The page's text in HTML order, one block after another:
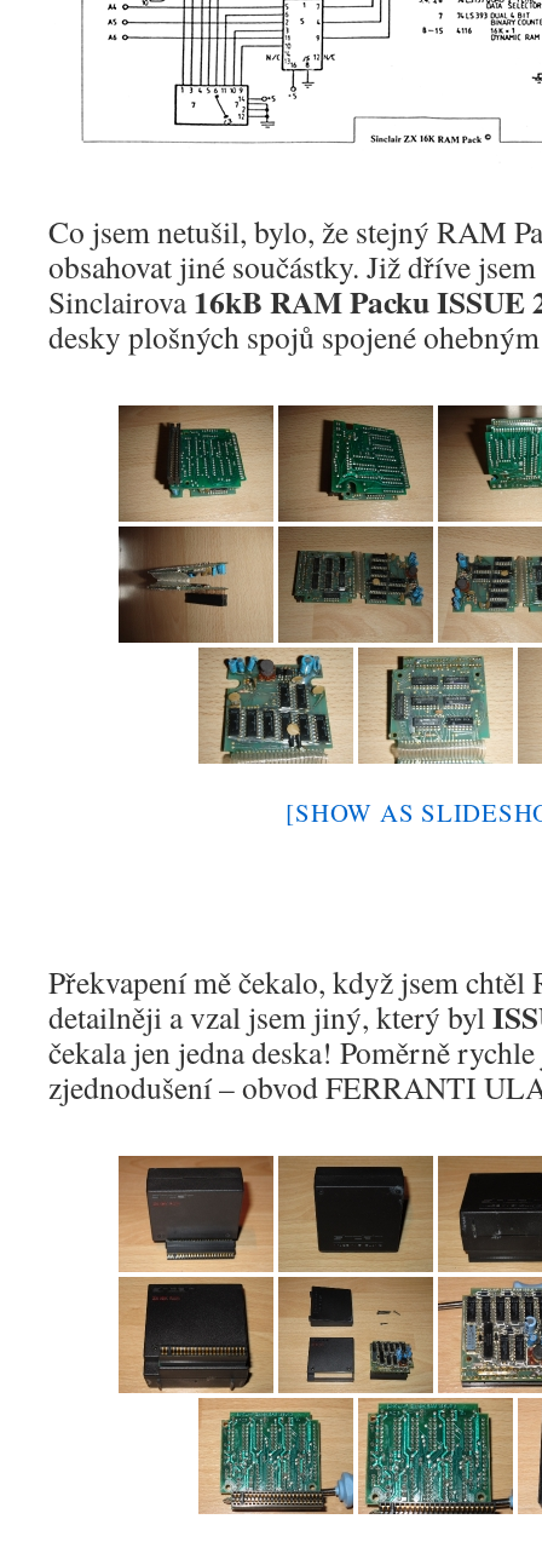
Co jsem netušil, bylo, že stejný RAM
obsahovat jiné součástky. Již dříve
Sinclairova16kB RAM Packu ISSUE
desky plošných spojů spojené
[SHOW AS
Překvapení mě čekalo, když jsem
detailněji a vzal jsem jiný, který byl
čekala jen jedna deska! Poměrně
zjednodušení – obvod FERRANTI